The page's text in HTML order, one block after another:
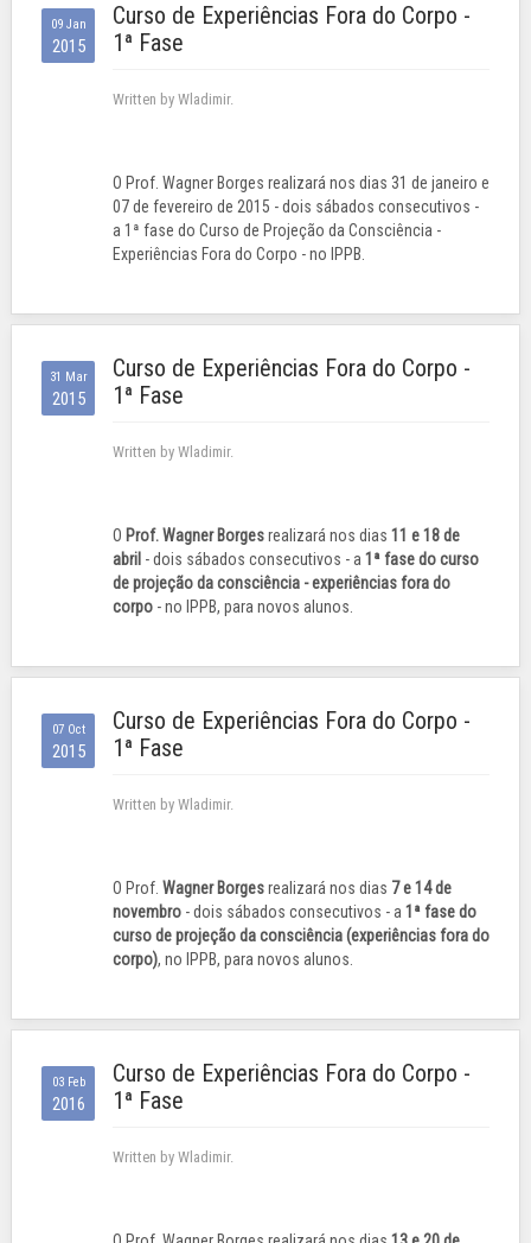
09 Jan
2015
Curso de Experiências Fora do Corpo -
1ª Fase
Written by Wladimir.
O Prof. Wagner Borges realizará nos dias 31 de janeiro e
07 de fevereiro de 2015 - dois sábados consecutivos -
a 1ª fase do Curso de Projeção da Consciência -
Experiências Fora do Corpo - no IPPB.
31 Mar
2015
Curso de Experiências Fora do Corpo -
1ª Fase
Written by Wladimir.
O Prof. Wagner Borgesrealizará nos dias 11 e 18 de
abril - dois sábados consecutivos - a 1ª fase do curso
de projeção da consciência - experiências fora do
corpo - no IPPB, para novos alunos.
07 Oct
2015
Curso de Experiências Fora do Corpo -
1ª Fase
Written by Wladimir.
O Prof. Wagner Borgesrealizará nos dias 7 e 14 de
novembro - dois sábados consecutivos - a 1ª fase do
curso de projeção da consciência (experiências fora do
corpo), no IPPB, para novos alunos.
03 Feb
2016
Curso de Experiências Fora do Corpo -
1ª Fase
Written by Wladimir.